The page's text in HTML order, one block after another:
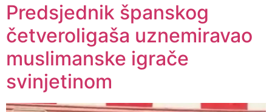
Predsjednik španskog
četveroligaša uznemiravao
muslimanske igrače
svinjetinom